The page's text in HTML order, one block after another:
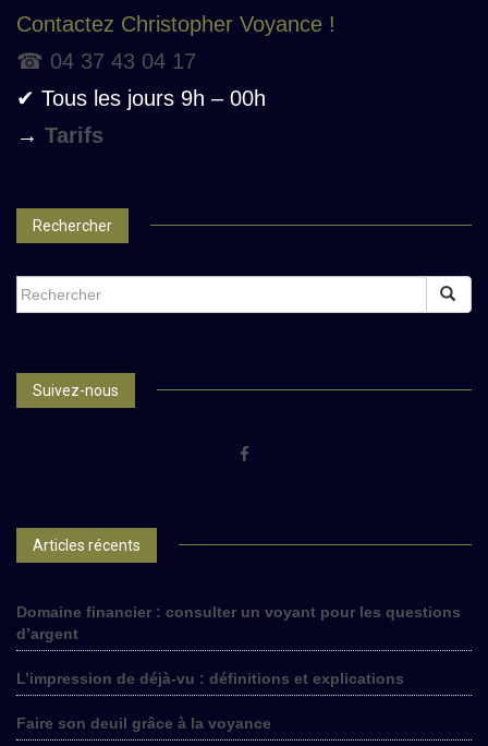
Contactez Christopher Voyance !
☎ 04 37 43 04 17
✔ Tous les jours 9h – 00h
→ Tarifs
Rechercher
SEARCH
FOR:
Suivez-nous
Articles récents
Domaine financier : consulter un voyant pour les questions
d’argent
L’impression de déjà-vu : définitions et explications
Faire son deuil grâce à la voyance